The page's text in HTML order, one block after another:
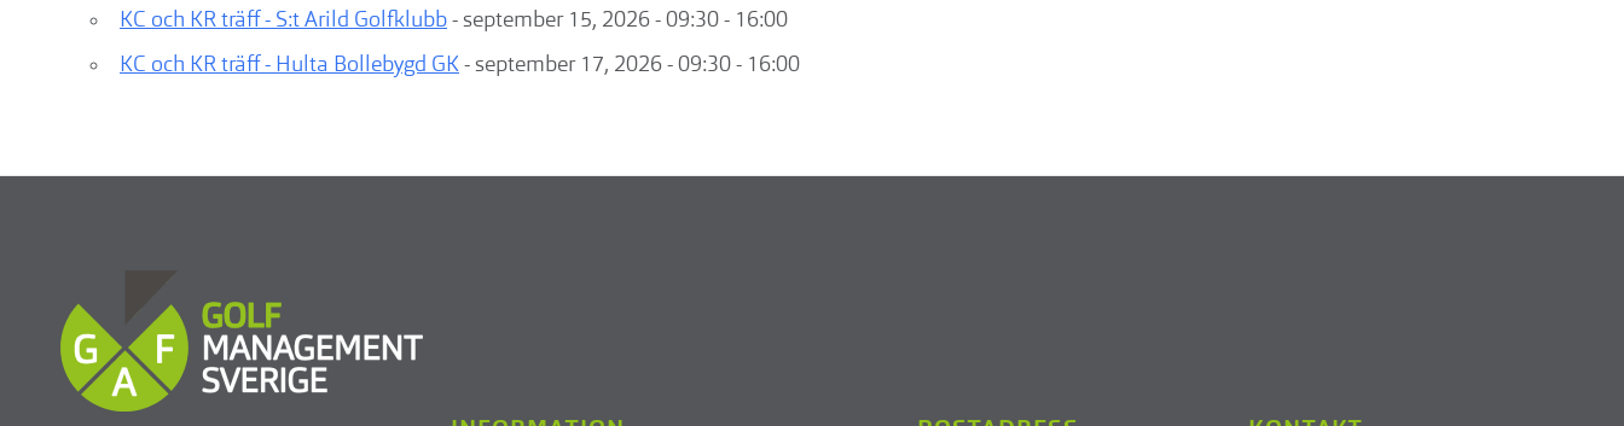
KC och KR träff - S:t Arild Golfklubb - september 15, 2026 - 09:30 - 16:00
KC och KR träff - Hulta Bollebygd GK - september 17, 2026 - 09:30 - 16:00